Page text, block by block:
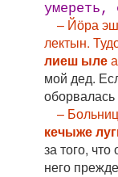
умереть,
– Йӧра
лектын.
лиеш ыле
мой дед.
–
кечыже
за того,
него